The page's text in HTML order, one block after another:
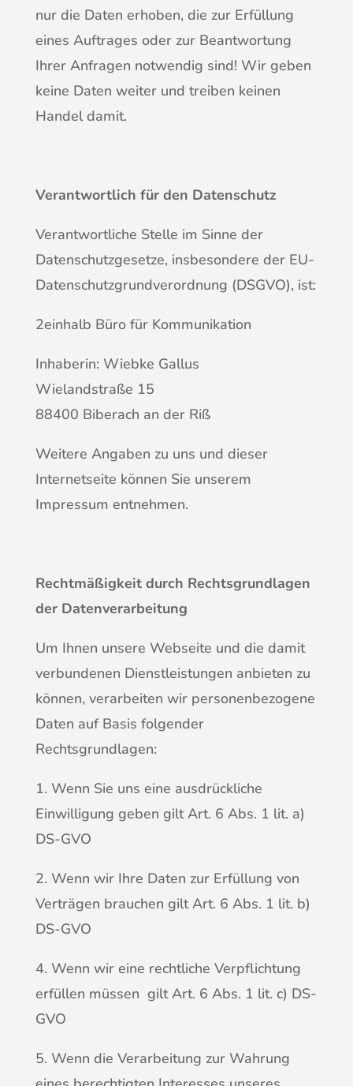
nur die Daten erhoben, die zur Erfüllung
eines Auftrages oder zur Beantwortung
Ihrer Anfragen notwendig sind! Wir geben
keine Daten weiter und treiben keinen
Handel damit.
Verantwortlich für den Datenschutz
Verantwortliche Stelle im Sinne der
Datenschutzgesetze, insbesondere der EU-
Datenschutzgrundverordnung (DSGVO), ist:
2einhalb Büro für Kommunikation
Inhaberin: Wiebke Gallus
Wielandstraße 15
88400 Biberach an der Riß
Weitere Angaben zu uns und dieser
Internetseite können Sie unserem
Impressum entnehmen.
Rechtmäßigkeit durch Rechtsgrundlagen
der Datenverarbeitung
Um Ihnen unsere Webseite und die damit
verbundenen Dienstleistungen anbieten zu
können, verarbeiten wir personenbezogene
Daten auf Basis folgender
Rechtsgrundlagen:
1. Wenn Sie uns eine ausdrückliche
Einwilligung geben gilt Art. 6 Abs. 1 lit. a)
DS-GVO
2. Wenn wir Ihre Daten zur Erfüllung von
Verträgen brauchen gilt Art. 6 Abs. 1 lit. b)
DS-GVO
4. Wenn wir eine rechtliche Verpflichtung
erfüllen müssen gilt Art. 6 Abs. 1 lit. c) DS-
GVO
5. Wenn die Verarbeitung zur Wahrung